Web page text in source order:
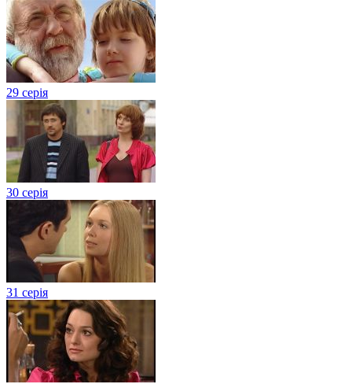
29 серія
30 серія
31 серія